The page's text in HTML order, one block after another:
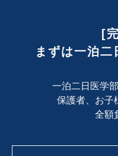
[
まずは一泊
一泊二日医学
保護者、お子
全額